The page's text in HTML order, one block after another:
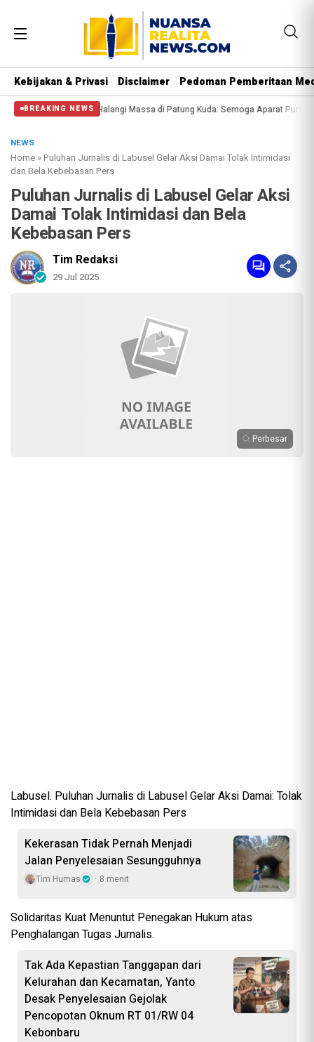
Kebijakan & Privasi Disclaimer Pedoman Pemberitaan
BREAKING NEWS
Halangi Massa di Patung Kuda: Semoga Aparat Punya Hati Nurani
NEWS
Home »Puluhan Jurnalis di Labusel Gelar Aksi Damai Tolak Intimidasi
dan Bela Kebebasan Pers
Puluhan Jurnalis di Labusel Gelar Aksi
Damai Tolak Intimidasi dan Bela
Kebebasan Pers
Tim Redaksi
29 Jul 2025
Perbesar
Labusel. Puluhan Jurnalis di Labusel Gelar Aksi Damai: Tolak
Intimidasi dan Bela Kebebasan Pers
Kekerasan Tidak Pernah Menjadi
Jalan Penyelesaian Sesungguhnya
Tim Humas 8 menit
Solidaritas Kuat Menuntut Penegakan Hukum atas
Penghalangan Tugas Jurnalis.
Tak Ada Kepastian Tanggapan dari
Kelurahan dan Kecamatan, Yanto
Desak Penyelesaian Gejolak
Pencopotan Oknum RT 01/RW 04
Kebonbaru